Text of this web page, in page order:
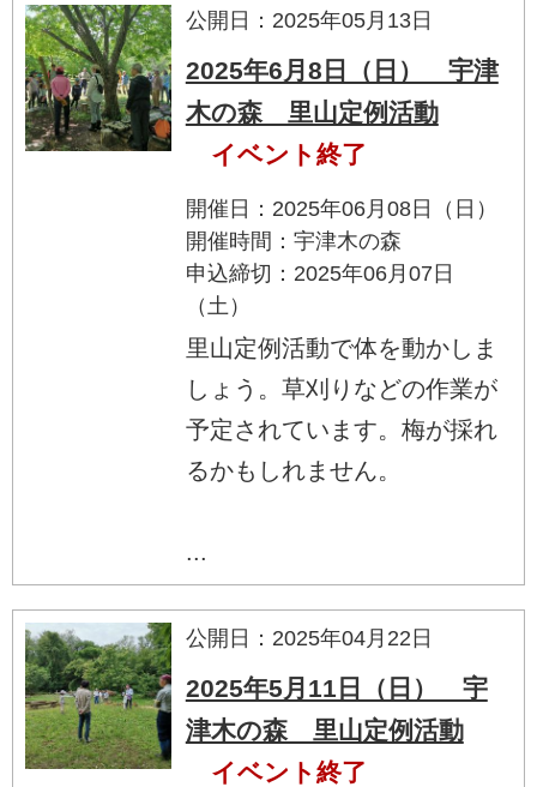
公開日：2025年05月13日
2025年6月8日（日） 宇津
木の森 里山定例活動
イベント終了
開催日：2025年06月08日（日）
開催時間：宇津木の森
申込締切：2025年06月07日
（土）
里山定例活動で体を動かしま
しょう。草刈りなどの作業が
予定されています。梅が採れ
るかもしれません。
...
公開日：2025年04月22日
2025年5月11日（日） 宇
津木の森 里山定例活動
イベント終了